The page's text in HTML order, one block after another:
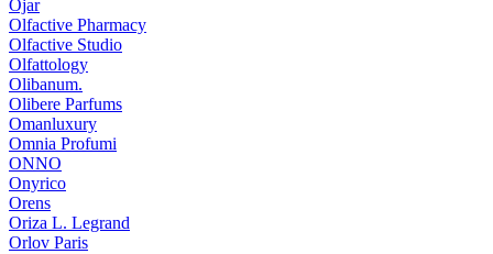
Ojar
Olfactive Pharmacy
Olfactive Studio
Olfattology
Olibanum.
Olibere Parfums
Omanluxury
Omnia Profumi
ONNO
Onyrico
Orens
Oriza L. Legrand
Orlov Paris